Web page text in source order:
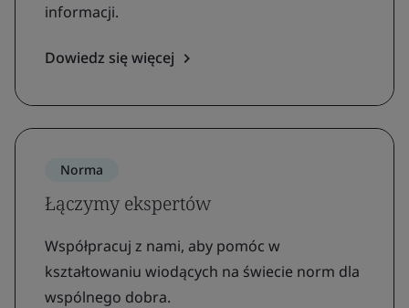
informacji.
Dowiedz się więcej
Norma
Łączymy ekspertów
Współpracuj z nami, aby pomóc w
kształtowaniu wiodących na świecie norm dla
wspólnego dobra.